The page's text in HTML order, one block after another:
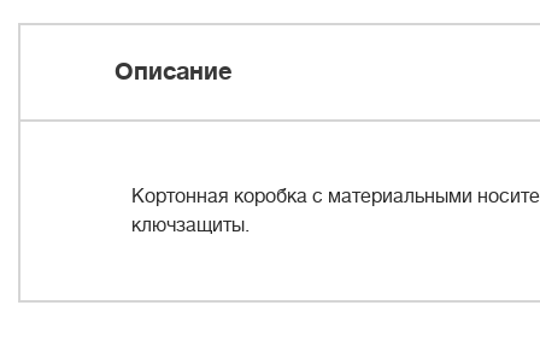
Описание
Кортонная коробка с материальными
ключзащиты.